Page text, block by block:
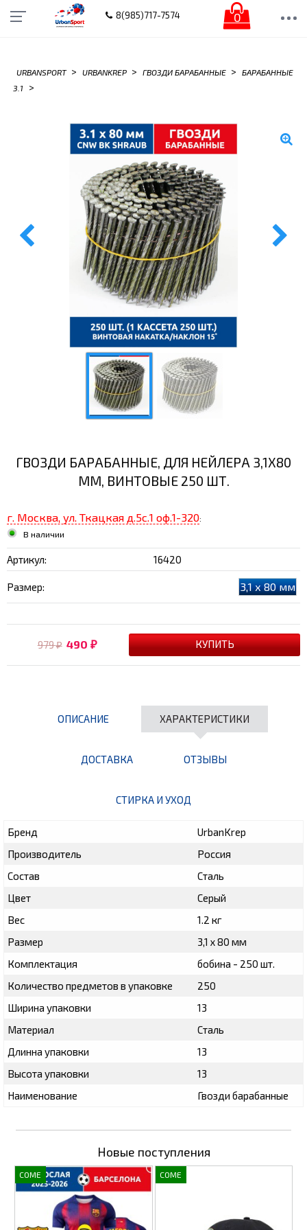
8(985)717-7574 0
URBANSPORT > URBANKREP > ГВОЗДИ БАРАБАННЫЕ >
БАРАБАННЫЕ
3.1
>
ГВОЗДИ БАРАБАННЫЕ, ДЛЯ НЕЙЛЕРА 3,1Х80
ММ, ВИНТОВЫЕ 250 ШТ.
г. Москва, ул. Ткацкая д.5с.1 оф.1-320:
В наличии
Артикул: 16420
Размер: 3,1 х 80 мм
979₽ 490 ₽
ОПИСАНИЕ ХАРАКТЕРИСТИКИ
ДОСТАВКА ОТЗЫВЫ
СТИРКА И УХОД
Бренд
UrbanKrep
Производитель
Россия
Состав
Сталь
Цвет
Серый
Вес
1.2 кг
Размер
3,1 х 80 мм
Комплектация
бобина - 250 шт.
Количество предметов в упаковке
250
Ширина упаковки
13
Материал
Сталь
Длинна упаковки
13
Высота упаковки
13
Наименование
Гвозди барабанные
Новые поступления
COME COME